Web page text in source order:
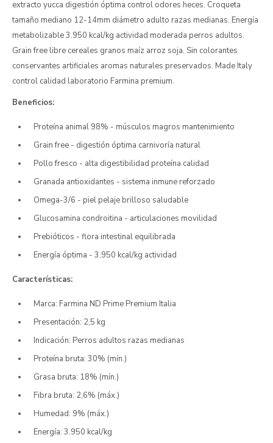
extracto yucca digestión óptima control odores heces. Croqueta
tamaño mediano 12-14mm diámetro adulto razas medianas. Energía
metabolizable 3.950 kcal/kg actividad moderada perros adultos.
Grain free libre cereales granos maíz arroz soja. Sin colorantes
conservantes artificiales aromas naturales preservados. Made Italy
control calidad laboratorio Farmina premium.
Beneficios:
Proteína animal 98% - músculos magros mantenimiento
Grain free - digestión óptima carnivoría natural
Pollo fresco - alta digestibilidad proteína calidad
Granada antioxidantes - sistema inmune reforzado
Omega-3/6 - piel pelaje brilloso saludable
Glucosamina condroitina - articulaciones movilidad
Prebióticos - flora intestinal equilibrada
Energía óptima - 3.950 kcal/kg actividad
Características:
Marca: Farmina ND Prime Premium Italia
Presentación: 2,5 kg
Indicación: Perros adultos razas medianas
Proteína bruta: 30% (mín.)
Grasa bruta: 18% (mín.)
Fibra bruta: 2,6% (máx.)
Humedad: 9% (máx.)
Energía: 3.950 kcal/kg